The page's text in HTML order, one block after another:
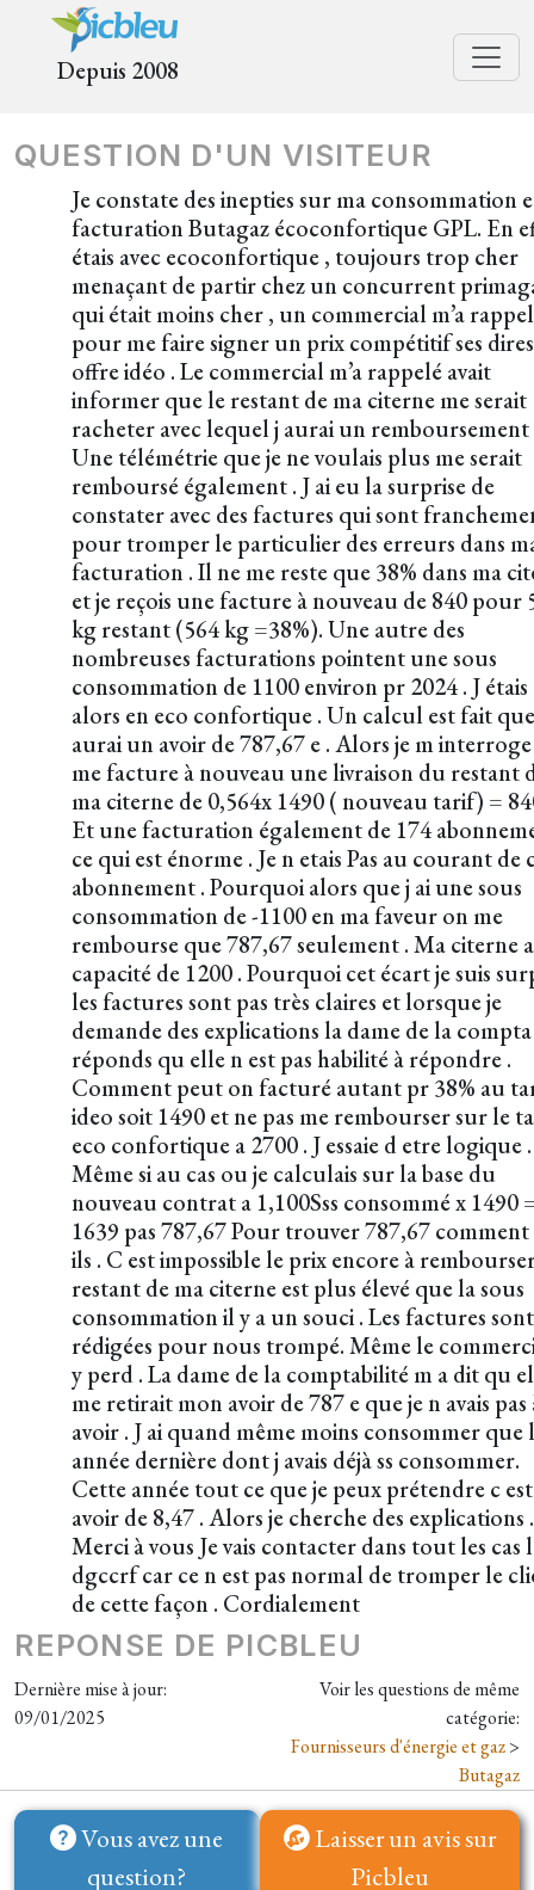
Depuis 2008
QUESTION D'UN VISITEUR
Je constate des inepties sur ma consommation
facturation Butagaz écoconfortique GPL. En
étais avec ecoconfortique , toujours trop cher
menaçant de partir chez un concurrent
qui était moins cher , un commercial m’a
pour me faire signer un prix compétitif ses dires
offre idéo . Le commercial m’a rappelé avait
informer que le restant de ma citerne me serait
racheter avec lequel j aurai un remboursement
Une télémétrie que je ne voulais plus me serait
remboursé également . J ai eu la surprise de
constater avec des factures qui sont
pour tromper le particulier des erreurs dans
facturation . Il ne me reste que 38% dans ma
et je reçois une facture à nouveau de 840 pour
kg restant (564 kg =38%). Une autre des
nombreuses facturations pointent une sous
consommation de 1100 environ pr 2024 . J étais
alors en eco confortique . Un calcul est fait
aurai un avoir de 787,67 e . Alors je m
me facture à nouveau une livraison du restant
ma citerne de 0,564x 1490 ( nouveau tarif) =
Et une facturation également de 174
ce qui est énorme . Je n etais Pas au courant de
abonnement . Pourquoi alors que j ai une sous
consommation de -1100 en ma faveur on me
rembourse que 787,67 seulement . Ma citerne
capacité de 1200 . Pourquoi cet écart je suis
les factures sont pas très claires et lorsque je
demande des explications la dame de la
réponds qu elle n est pas habilité à répondre .
Comment peut on facturé autant pr 38% au
ideo soit 1490 et ne pas me rembourser sur le
eco confortique a 2700 . J essaie d etre logique .
Même si au cas ou je calculais sur la base du
nouveau contrat a 1,100Sss consommé x 1490
1639 pas 787,67 Pour trouver 787,67
ils . C est impossible le prix encore à
restant de ma citerne est plus élevé que la sous
consommation il y a un souci . Les factures sont
rédigées pour nous trompé. Même le
y perd . La dame de la comptabilité m a dit qu
me retirait mon avoir de 787 e que je n avais pas
avoir . J ai quand même moins consommer que l
année dernière dont j avais déjà ss consommer.
Cette année tout ce que je peux prétendre c
avoir de 8,47 . Alors je cherche des explications .
Merci à vous Je vais contacter dans tout les cas
dgccrf car ce n est pas normal de tromper le
de cette façon . Cordialement
REPONSE DE PICBLEU
Dernière mise à jour:
09/01/2025
Voir les questions de même
catégorie:
Fournisseurs d'énergie et gaz>
Butagaz
Vous avez une
question?
Laisser un avis sur
Picbleu